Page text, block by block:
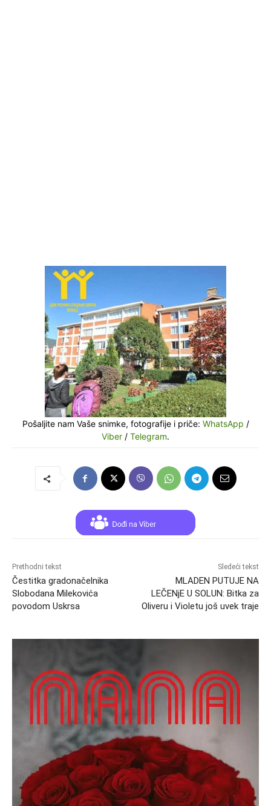
Pošaljite nam Vaše snimke, fotografije i priče: WhatsApp /
Viber / Telegram.
Prethodni tekst
Čestitka gradonačelnika
Slobodana Milekovića
povodom Uskrsa
Sledeći tekst
MLADEN PUTUJE NA
LEČENјE U SOLUN: Bitka za
Oliveru i Violetu još uvek traje